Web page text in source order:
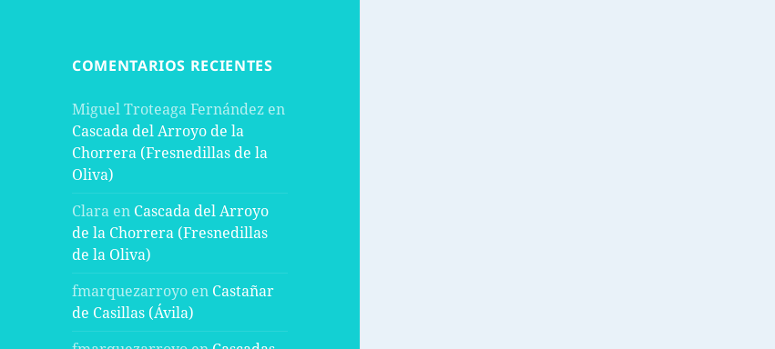
COMENTARIOS RECIENTES
Miguel Troteaga Fernández en
Cascada del Arroyo de la
Chorrera (Fresnedillas de la
Oliva)
Clara en Cascada del Arroyo
de la Chorrera (Fresnedillas
de la Oliva)
fmarquezarroyo en Castañar
de Casillas (Ávila)